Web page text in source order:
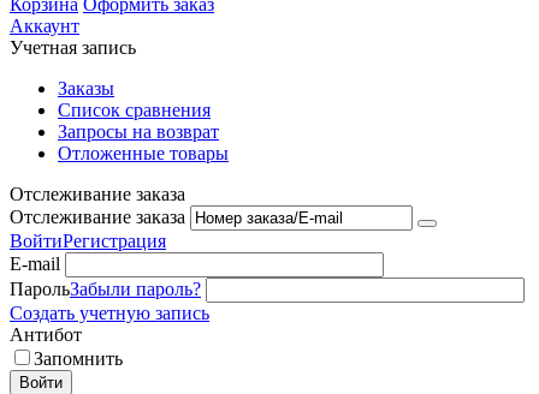
Корзина Оформить заказ
Аккаунт
Учетная запись
Заказы
Список сравнения
Запросы на возврат
Отложенные товары
Отслеживание заказа
Отслеживание заказа
ВойтиРегистрация
E-mail
ПарольЗабыли пароль?
Создать учетную запись
Антибот
Запомнить
Войти